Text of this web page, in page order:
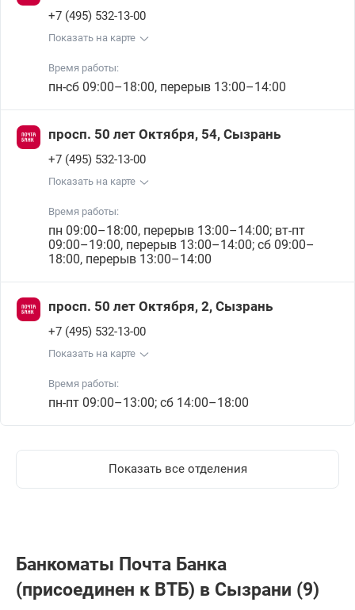
+7 (495) 532-13-00
Показать на карте
Время работы:
пн-сб 09:00–18:00, перерыв 13:00–14:00
просп. 50 лет Октября, 54, Сызрань
+7 (495) 532-13-00
Показать на карте
Время работы:
пн 09:00–18:00, перерыв 13:00–14:00; вт-пт
09:00–19:00, перерыв 13:00–14:00; сб 09:00–
18:00, перерыв 13:00–14:00
просп. 50 лет Октября, 2, Сызрань
+7 (495) 532-13-00
Показать на карте
Время работы:
пн-пт 09:00–13:00; сб 14:00–18:00
Показать все отделения
Банкоматы Почта Банкa
(присоединен к ВТБ) в Сызрани (9)